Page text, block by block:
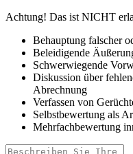
Achtung! Das ist NICHT
Behauptung falscher
Beleidigende
Schwerwiegende
Diskussion über
Abrechnung
Verfassen von
Selbstbewertung als
Mehrfachbewertung